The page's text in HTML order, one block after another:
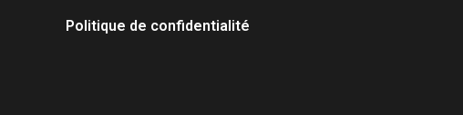
Politique de confidentialité